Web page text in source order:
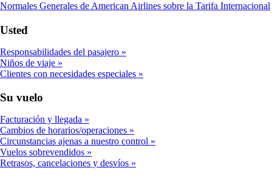
Normales Generales de American Airlines sobre la Tarifa Internacional
Usted
Responsabilidades del pasajero
Niños de viaje
Clientes con necesidades especiales
Su vuelo
Facturación y llegada
Cambios de horarios/operaciones
Circunstancias ajenas a nuestro control
Vuelos sobrevendidos
Retrasos, cancelaciones y desvíos